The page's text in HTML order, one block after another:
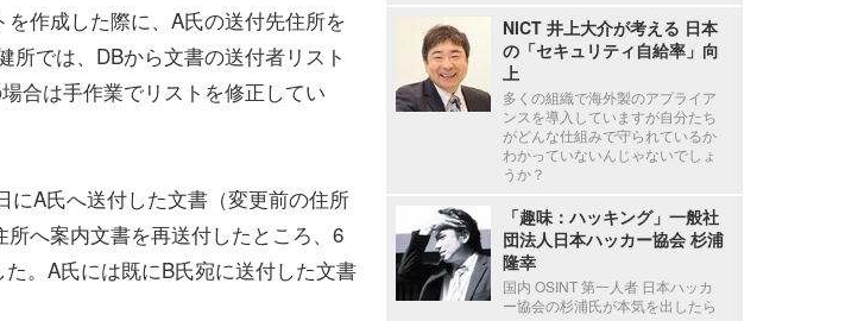
作成した際に、A氏の送付先住所を
では、DBから文書の送付者リスト
合は手作業でリストを修正してい
A氏へ送付した文書（変更前の住所
へ案内文書を再送付したところ、6
。A氏には既にB氏宛に送付した文書
NICT 井上大介が考える 日本
の「セキュリティ自給率」向
上
多くの組織で海外製のアプライア
ンスを導入していますが自分たち
がどんな仕組みで守られているか
わかっていないんじゃないでしょ
うか？
「趣味：ハッキング」一般社
団法人日本ハッカー協会 杉浦
隆幸
国内 OSINT 第一人者 日本ハッカ
ー協会の杉浦氏が本気を出したら